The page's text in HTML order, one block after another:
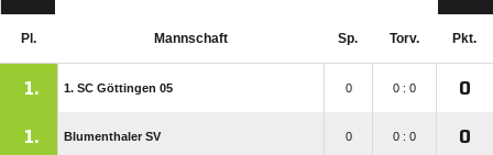
Pl. Mannschaft Sp. Torv. Pkt.
1. 1. SC Göttingen 05 0 0 : 0 0
1. Blumenthaler SV 0 0 : 0 0